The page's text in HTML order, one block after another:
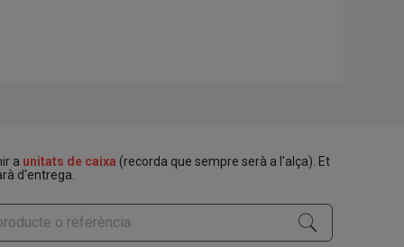
a unitats de caixa (recorda que sempre serà a l'alça). Et
d'entrega.